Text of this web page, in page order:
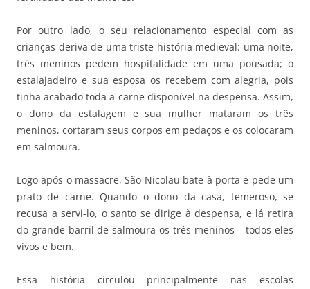
Por outro lado, o seu relacionamento especial com as
crianças deriva de uma triste história medieval: uma noite,
três meninos pedem hospitalidade em uma pousada; o
estalajadeiro e sua esposa os recebem com alegria, pois
tinha acabado toda a carne disponível na despensa. Assim,
o dono da estalagem e sua mulher mataram os três
meninos, cortaram seus corpos em pedaços e os colocaram
em salmoura.
Logo após o massacre, São Nicolau bate à porta e pede um
prato de carne. Quando o dono da casa, temeroso, se
recusa a servi-lo, o santo se dirige à despensa, e lá retira
do grande barril de salmoura os três meninos – todos eles
vivos e bem.
Essa história circulou principalmente nas escolas